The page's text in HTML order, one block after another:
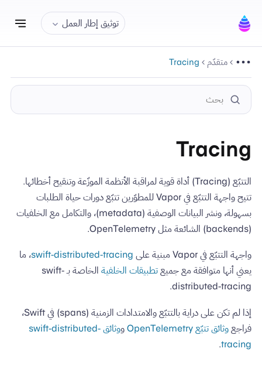
توثيق إطار العمل
متقدّم Tracing
Tracing
التتبّع (Tracing) أداة قوية لمراقبة الأنظمة الموزّعة وتنقيح أخطائها.
تتيح واجهة التتبّع في Vapor للمطوّرين تتبّع دورات حياة الطلبات
بسهولة، ونشر البيانات الوصفية (metadata)، والتكامل مع الخلفيات
(backends) الشائعة مثل OpenTelemetry.
واجهة التتبّع في Vapor مبنية على swift-distributed-tracing، ما
يعني أنها متوافقة مع جميع تطبيقات الخلفية
الخاصة بـ swift-
distributed-tracing.
إذا لم تكن على دراية بالتتبّع والامتدادات الزمنية (spans) في Swift،
فراجع وثائق تتبّع OpenTelemetry و
وثائق swift-distributed-
tracing
.